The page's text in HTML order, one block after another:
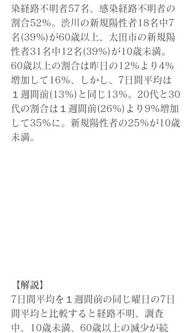
染経路不明者57名、感染経路不明者の
割合52%。渋川の新規陽性者18名中7
名(39%)が60歳以上、太田市の新規陽
性者31名中12名(39%)が10歳未満。
60歳以上の割合は昨日の12%より4%
増加して16%、しかし、7日間平均は
１週間前(13%)と同じ13%。20代と30
代の割合は１週間前(26%)より9%増加
して35%に。新規陽性者の25%が10歳
未満。
【解説】
7日間平均を１週間前の同じ曜日の7日
間平均と比較すると経路不明、調査
中、10歳未満、60歳以上の減少が続